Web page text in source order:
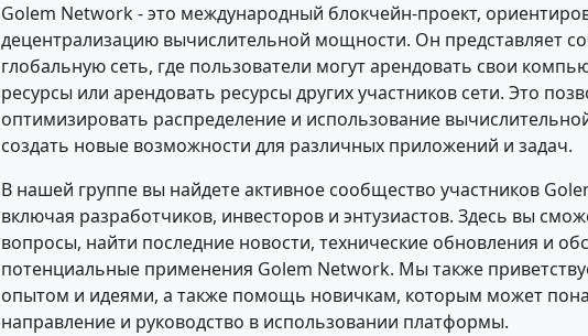
Golem Network - это международный блокчейн-проект,
децентрализацию вычислительной мощности. Он представляет
глобальную сеть, где пользователи могут арендовать свои
ресурсы или арендовать ресурсы других участников сети. Это
оптимизировать распределение и использование
создать новые возможности для различных приложений и задач.
В нашей группе вы найдете активное сообщество участников
включая разработчиков, инвесторов и энтузиастов. Здесь вы
вопросы, найти последние новости, технические обновления и
потенциальные применения Golem Network. Мы также
опытом и идеями, а также помощь новичкам, которым может
направление и руководство в использовании платформы.